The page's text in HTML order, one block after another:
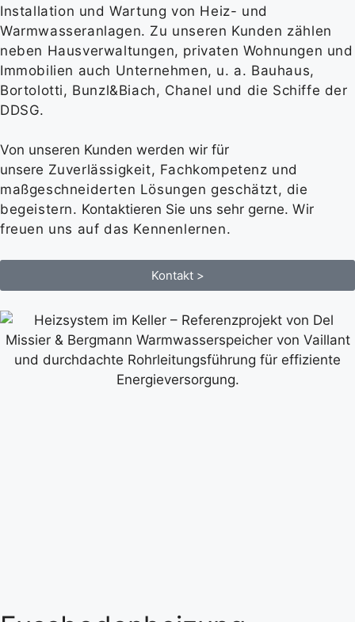
Installation und Wartung von Heiz- und
Warmwasseranlagen. Zu unseren Kunden zählen
neben Hausverwaltungen, privaten Wohnungen und
Immobilien auch Unternehmen, u. a. Bauhaus,
Bortolotti, Bunzl&Biach, Chanel und die Schiffe der
DDSG.
Von unseren Kunden werden wir für
unsere Zuverlässigkeit, Fachkompetenz und
maßgeschneiderten Lösungen geschätzt, die
begeistern. Kontaktieren Sie uns sehr gerne.Wir
freuen uns auf das Kennenlernen.
Kontakt >